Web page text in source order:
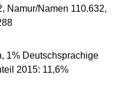
Namur/Namen 110.632,
1% Deutschsprachige
2015: 11,6%